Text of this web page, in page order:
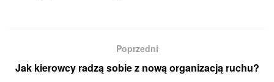
Poprzedni
Jak kierowcy radzą sobie z nową organizacją ruchu?